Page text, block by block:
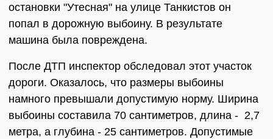
остановки "Утесная" на улице Танкистов он
попал в дорожную выбоину. В результате
машина была повреждена.
После ДТП инспектор обследовал этот участок
дороги. Оказалось, что размеры выбоины
намного превышали допустимую норму. Ширина
выбоины составила 70 сантиметров, длина - 2,7
метра, а глубина - 25 сантиметров. Допустимые